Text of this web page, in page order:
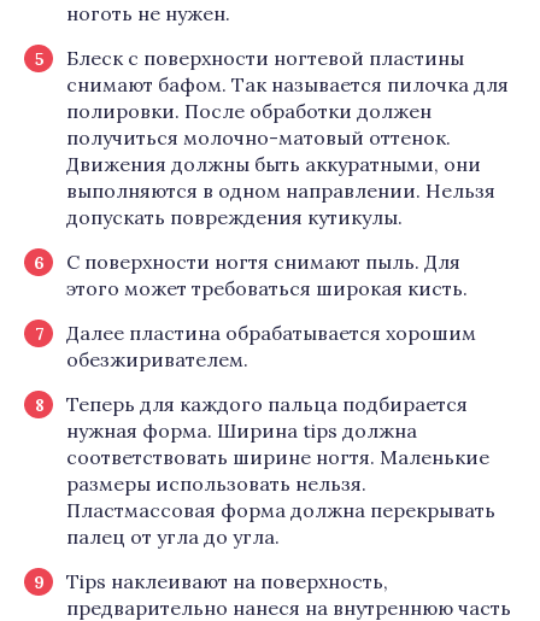
ноготь не нужен.
Блеск с поверхности ногтевой пластины
снимают бафом. Так называется пилочка для
полировки. После обработки должен
получиться молочно-матовый оттенок.
Движения должны быть аккуратными, они
выполняются в одном направлении. Нельзя
допускать повреждения кутикулы.
С поверхности ногтя снимают пыль. Для
этого может требоваться широкая кисть.
Далее пластина обрабатывается хорошим
обезжиривателем.
Теперь для каждого пальца подбирается
нужная форма. Ширина tips должна
соответствовать ширине ногтя. Маленькие
размеры использовать нельзя.
Пластмассовая форма должна перекрывать
палец от угла до угла.
Tips наклеивают на поверхность,
предварительно нанеся на внутреннюю часть